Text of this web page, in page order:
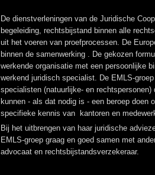
De dienstverleningen van de Juridische
begeleiding, rechtsbijstand binnen alle
uit het voeren van proefprocessen. De
binnen de samenwerking . De gekozen
werkende organisatie met een persoonlijke
werkend juridisch specialist. De EMLS-
specialisten (natuurlijke- en
kunnen - als dat nodig is - een beroep doen
specifieke kennis van kantoren en
Bij het uitbrengen van haar juridische
EMLS-groep graag en goed samen met
advocaat en rechtsbijstandsverzekeraar.